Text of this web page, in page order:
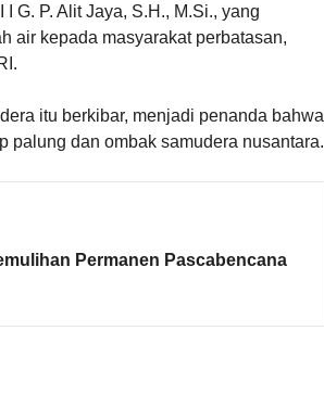
G. P. Alit Jaya, S.H., M.Si., yang
air kepada masyarakat perbatasan,
itu berkibar, menjadi penanda bahwa
palung dan ombak samudera nusantara.
Permanen Pascabencana